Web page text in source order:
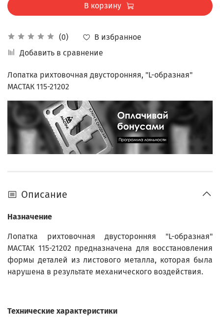
(0)
В избранное
Добавить в сравнение
В корзину
Лопатка рихтовочная двусторонняя, "L-образная"
МАСТАК 115-21202
Описание
Назначение
Лопатка рихтовочная двусторонняя "L-образная"
МАСТАК 115-21202 предназначена для восстановления
формы деталей из листового металла, которая была
нарушена в результате механического воздействия.
Технические характеристики